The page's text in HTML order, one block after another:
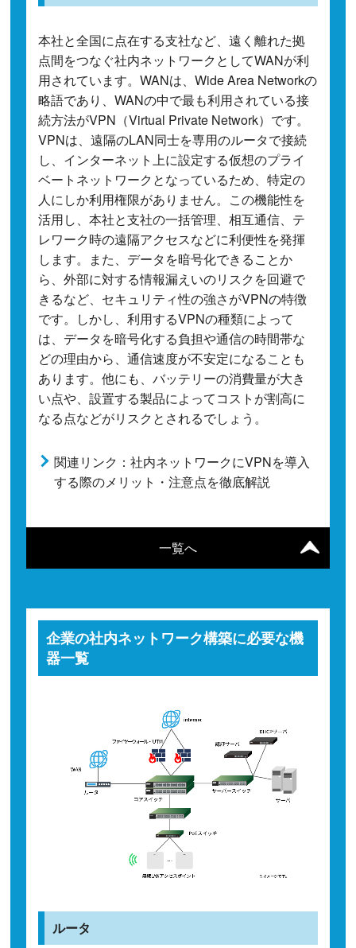
一覧へ
本社と全国に点在する支社など、遠く離れた拠
点間をつなぐ社内ネットワークとしてWANが利
用されています。WANは、Wide Area Networkの
略語であり、WANの中で最も利用されている接
続方法がVPN（Virtual Private Network）です。
VPNは、遠隔のLAN同士を専用のルータで接続
し、インターネット上に設定する仮想のプライ
ベートネットワークとなっているため、特定の
人にしか利用権限がありません。この機能性を
活用し、本社と支社の一括管理、相互通信、テ
レワーク時の遠隔アクセスなどに利便性を発揮
します。また、データを暗号化できることか
ら、外部に対する情報漏えいのリスクを回避で
きるなど、セキュリティ性の強さがVPNの特徴
です。しかし、利用するVPNの種類によって
は、データを暗号化する負担や通信の時間帯な
どの理由から、通信速度が不安定になることも
あります。他にも、バッテリーの消費量が大き
い点や、設置する製品によってコストが割高に
なる点などがリスクとされるでしょう。
関連リンク：社内ネットワークにVPNを導入
する際のメリット・注意点を徹底解説
企業の社内ネットワーク構築に必要な機
器一覧
ルータ